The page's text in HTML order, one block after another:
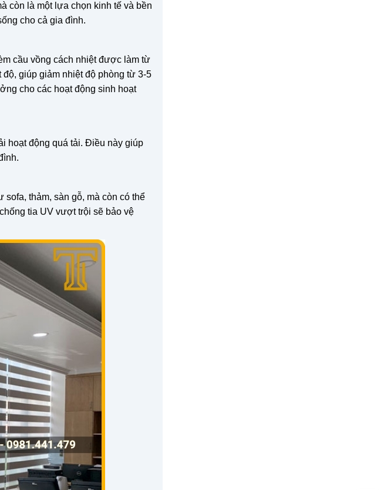
còn là một lựa chọn kinh tế và bền
cho cả gia đình.
cầu vồng cách nhiệt được làm từ
giúp giảm nhiệt độ phòng từ 3-5
cho các hoạt động sinh hoạt
hoạt động quá tải. Điều này giúp
thảm, sàn gỗ, mà còn có thể
tia UV vượt trội sẽ bảo vệ